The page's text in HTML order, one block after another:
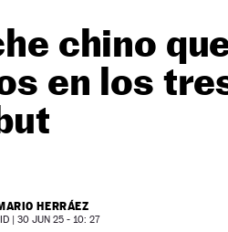
chino
en los
HERRÁEZ
| 30 JUN 25 - 10: 27